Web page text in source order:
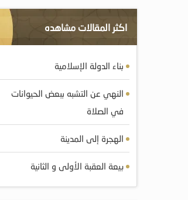
اكثر المقالات مشاهده
بناء الدولة الإسلامية
النهي عن التشبه ببعض الحيوانات
في الصلاة
الهجرة إلى المدينة
بيعة العقبة الأولى و الثانية